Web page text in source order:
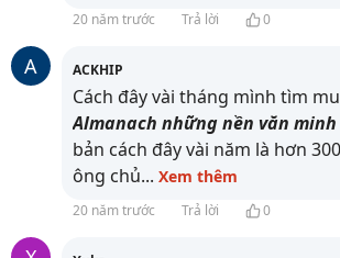
20 năm trước Trả lời 0
A ACKHIP
Cách đây vài tháng mình tìm
Almanach những nền văn
bản cách đây vài năm là hơn
ông chủ... Xem thêm
20 năm trước Trả lời 0